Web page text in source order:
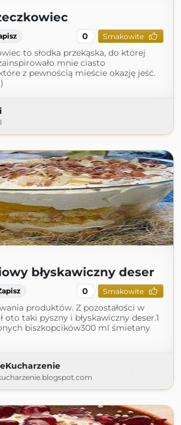
0 Smakowite
to słodka przekąska, do której
mnie ciasto
z pewnością mieście okazję jeść.
błyskawiczny deser
0 Smakowite
produktów. Z pozostałości w
oto taki pyszny i błyskawiczny deser.1
biszkopcików300 ml śmietany